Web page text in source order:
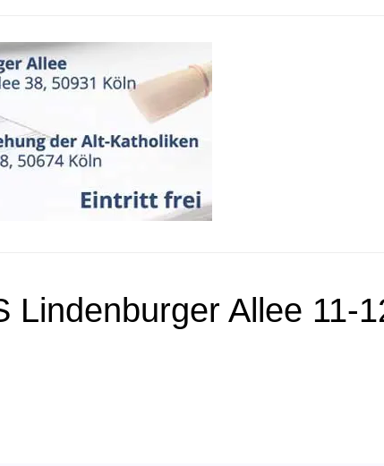
Lindenburger Allee 11-